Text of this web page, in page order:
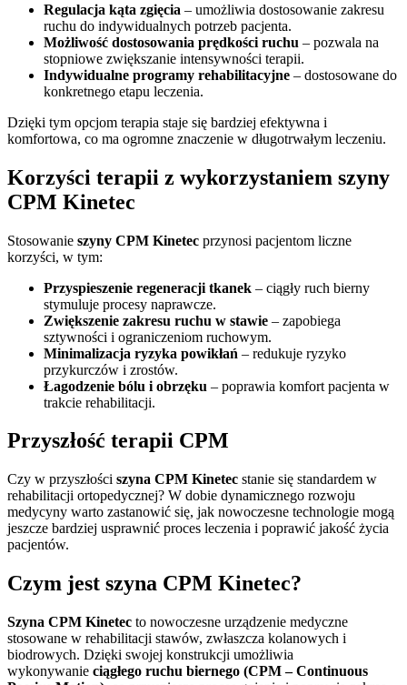
Regulacja kąta zgięcia – umożliwia dostosowanie zakresu
ruchu do indywidualnych potrzeb pacjenta.
Możliwość dostosowania prędkości ruchu – pozwala na
stopniowe zwiększanie intensywności terapii.
Indywidualne programy rehabilitacyjne – dostosowane do
konkretnego etapu leczenia.
Dzięki tym opcjom terapia staje się bardziej efektywna i
komfortowa, co ma ogromne znaczenie w długotrwałym leczeniu.
Korzyści terapii z wykorzystaniem szyny
CPM Kinetec
Stosowanie szyny CPM Kinetec przynosi pacjentom liczne
korzyści, w tym:
Przyspieszenie regeneracji tkanek – ciągły ruch bierny
stymuluje procesy naprawcze.
Zwiększenie zakresu ruchu w stawie – zapobiega
sztywności i ograniczeniom ruchowym.
Minimalizacja ryzyka powikłań – redukuje ryzyko
przykurczów i zrostów.
Łagodzenie bólu i obrzęku – poprawia komfort pacjenta w
trakcie rehabilitacji.
Przyszłość terapii CPM
Czy w przyszłości szyna CPM Kinetec stanie się standardem w
rehabilitacji ortopedycznej? W dobie dynamicznego rozwoju
medycyny warto zastanowić się, jak nowoczesne technologie mogą
jeszcze bardziej usprawnić proces leczenia i poprawić jakość życia
pacjentów.
Czym jest szyna CPM Kinetec?
Szyna CPM Kinetec to nowoczesne urządzenie medyczne
stosowane w rehabilitacji stawów, zwłaszcza kolanowych i
biodrowych. Dzięki swojej konstrukcji umożliwia
wykonywanie ciągłego ruchu biernego (CPM – Continuous